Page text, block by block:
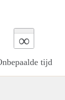
∞
tijd